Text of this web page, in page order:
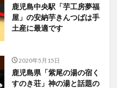
鹿児島中央駅「芋工房夢福
屋」の安納芋きんつばは手
土産に最適です
2020年5月15日
鹿児島県「紫尾の湯の宿く
すのき荘」神の湯と話題の